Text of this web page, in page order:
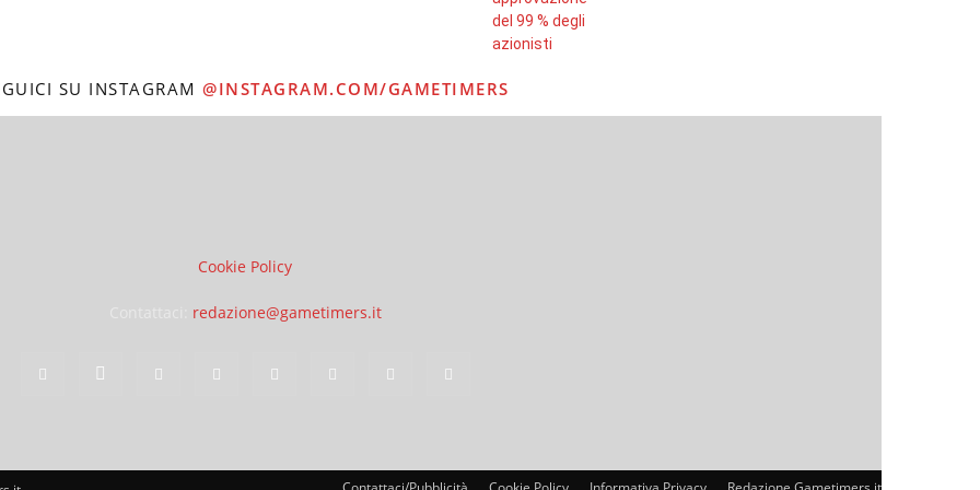
SU INSTAGRAM @INSTAGRAM.COM/GAMETIMERS
Cookie Policy
redazione@gametimers.it